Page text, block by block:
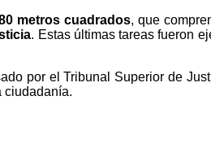
metros cuadrados, que
. Estas últimas tareas fueron
por el Tribunal Superior de
ciudadanía.